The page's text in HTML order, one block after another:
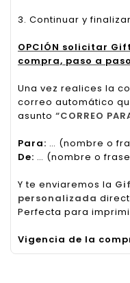
3. Continuar y
OPCIÓN solicitar
compra, paso a
Una vez realices la
correo automático
asunto “CORREO
Para: … (nombre o
De: … (nombre o
Y te enviaremos la
personalizada
Perfecta para
Vigencia de la